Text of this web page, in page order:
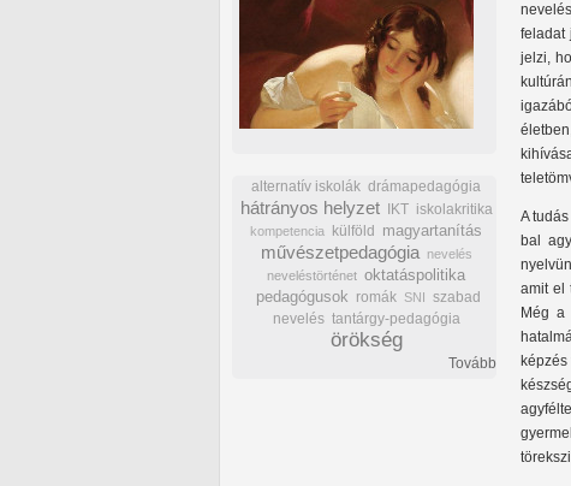
feladat
jelzi,
A
bal
amit el
Még a
alternatív iskolák drámapedagógia
hátrányos helyzet IKT iskolakritika
kompetencia külföld magyartanítás
művészetpedagógia
nevelés
neveléstörténet oktatáspolitika
pedagógusok romák SNI szabad
nevelés tantárgy-pedagógia
örökség
Tovább